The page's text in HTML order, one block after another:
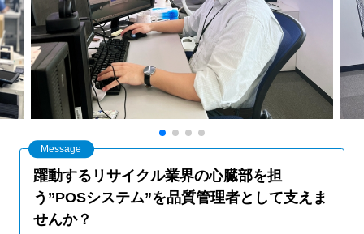
躍動するリサイクル業界の心臓部を担
う”POSシステム”を品質管理者として支えま
せんか？